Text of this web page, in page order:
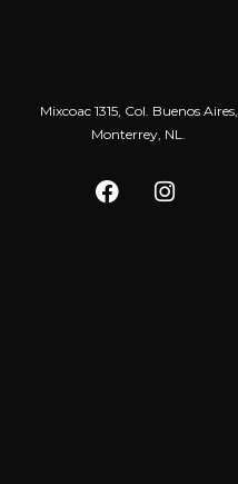
Mixcoac 1315, Col. Buenos Aires,
Monterrey, NL.